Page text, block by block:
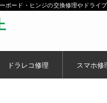
ボード・ヒンジの交換修理やドライ
ドラレコ修理 スマホ修